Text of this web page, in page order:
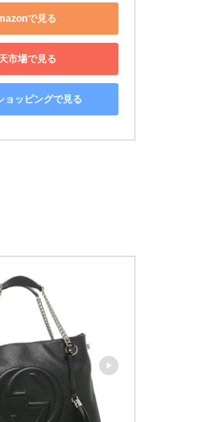
で見る
市場で見る
ョッピングで見る